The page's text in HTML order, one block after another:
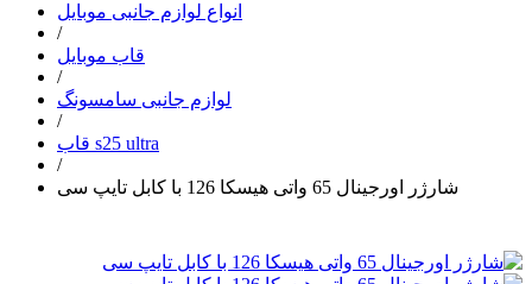
انواع لوازم جانبی موبایل
/
قاب موبایل
/
لوازم جانبی سامسونگ
/
قاب s25 ultra
/
شارژر اورجینال 65 واتی هیسکا 126 با کابل تایپ سی